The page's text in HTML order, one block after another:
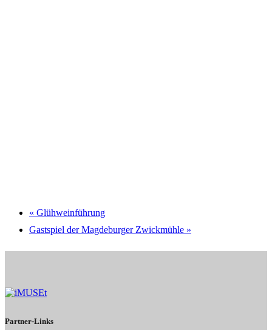
« Glühweinführung
Gastspiel der Magdeburger Zwickmühle »
Partner-Links